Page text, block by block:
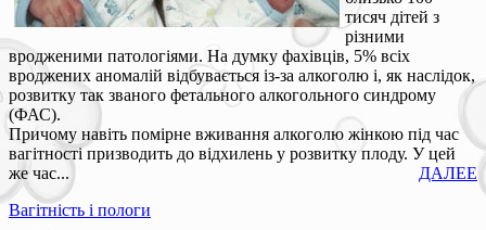
тисяч дітей з
різними
вродженими патологіями. На думку фахівців, 5% всіх
вроджених аномалій відбувається із-за алкоголю і, як наслідок,
розвитку так званого фетального алкогольного синдрому
(ФАС).
Причому навіть помірне вживання алкоголю жінкою під час
вагітності призводить до відхилень у розвитку плоду. У цей
же час...
ДАЛЕЕ
Вагітність і пологи